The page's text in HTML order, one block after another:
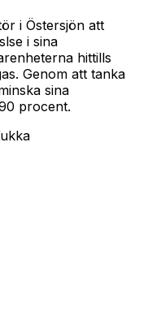
i Östersjön att
i sina
hittills
Genom att tanka
sina
procent.